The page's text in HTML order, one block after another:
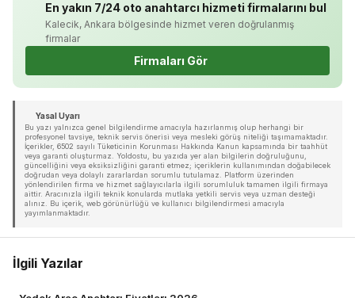
En yakın 7/24 oto anahtarcı hizmeti firmalarını bul
Kalecik, Ankara bölgesinde hizmet veren doğrulanmış
firmalar
Firmaları Gör
Yasal Uyarı
Bu yazı yalnızca genel bilgilendirme amacıyla hazırlanmış olup herhangi bir
profesyonel tavsiye, teknik servis önerisi veya mesleki görüş niteliği taşımamaktadır.
İçerikler, 6502 sayılı Tüketicinin Korunması Hakkında Kanun kapsamında bir taahhüt
veya garanti oluşturmaz. Yoldostu, bu yazıda yer alan bilgilerin doğruluğunu,
güncelliğini veya eksiksizliğini garanti etmez; içeriklerin kullanımından doğabilecek
doğrudan veya dolaylı zararlardan sorumlu tutulamaz. Platform üzerinden
yönlendirilen firma ve hizmet sağlayıcılarla ilgili sorumluluk tamamen ilgili firmaya
aittir. Aracınızla ilgili teknik konularda mutlaka yetkili servis veya uzman desteği
alınız. Bu içerik, web görünürlüğü ve kullanıcı bilgilendirmesi amacıyla
yayımlanmaktadır.
İlgili Yazılar